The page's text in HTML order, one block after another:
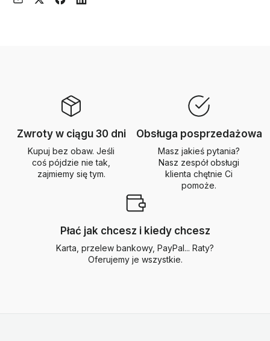
Zwroty w ciągu 30 dni
Kupuj bez obaw. Jeśli
coś pójdzie nie tak,
zajmiemy się tym.
Obsługa posprzedażowa
Masz jakieś pytania?
Nasz zespół obsługi
klienta chętnie Ci
pomoże.
Płać jak chcesz i kiedy chcesz
Karta, przelew bankowy, PayPal... Raty?
Oferujemy je wszystkie.